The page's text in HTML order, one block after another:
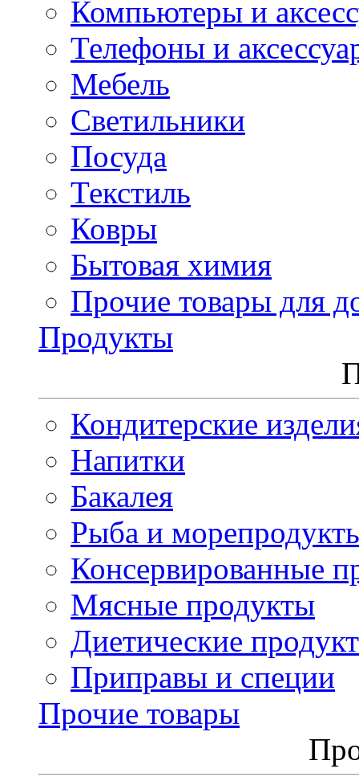
Компьютеры и
Телефоны и
Мебель
Светильники
Посуда
Текстиль
Ковры
Бытовая химия
Прочие товары для
Продукты
Кондитерские
Напитки
Бакалея
Рыба и
Консервированные
Мясные продукты
Диетические
Приправы и специи
Прочие товары